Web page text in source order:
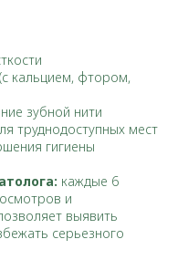
кальцием, фтором,
зубной нити
труднодоступных мест
гигиены
каждые 6
и
выявить
серьезного